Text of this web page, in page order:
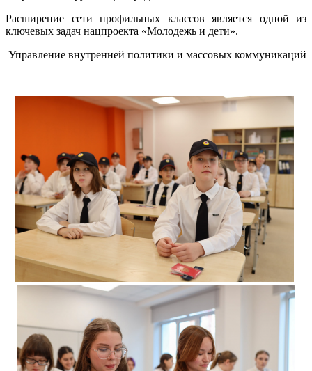
Расширение сети профильных классов является одной из
ключевых задач нацпроекта «Молодежь и дети».
Управление внутренней политики и массовых коммуникаций